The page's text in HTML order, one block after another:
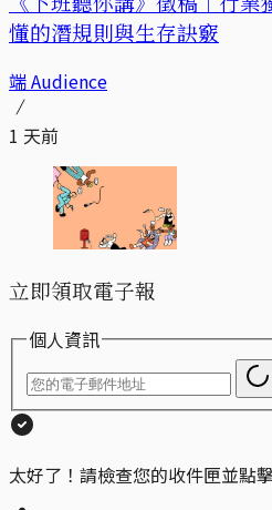
懂的潛規則與生存訣竅
端 Audience
1 天前
立即領取電子報
個人資訊
太好了！請檢查您的收件匣並點